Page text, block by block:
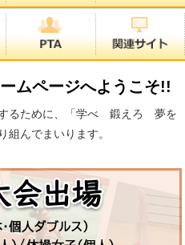
ムページへようこそ!!
るために、「学べ 鍛えろ 夢を
組んでまいります。